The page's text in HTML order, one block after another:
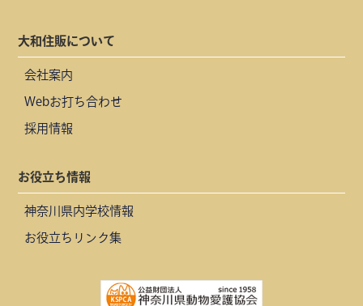
大和住販について
会社案内
Webお打ち合わせ
採用情報
お役立ち情報
神奈川県内学校情報
お役立ちリンク集